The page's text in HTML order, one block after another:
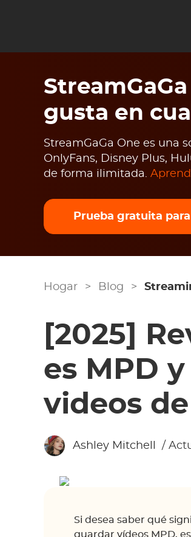
gusta en
StreamGaGa One es una
OnlyFans, Disney Plus,
de forma ilimitada.
Prueba gratuita
Hogar > Blog >
[2025]
es MPD
videos
Ashley Mitchell /
Si desea saber qué
guardar vídeos MPD,